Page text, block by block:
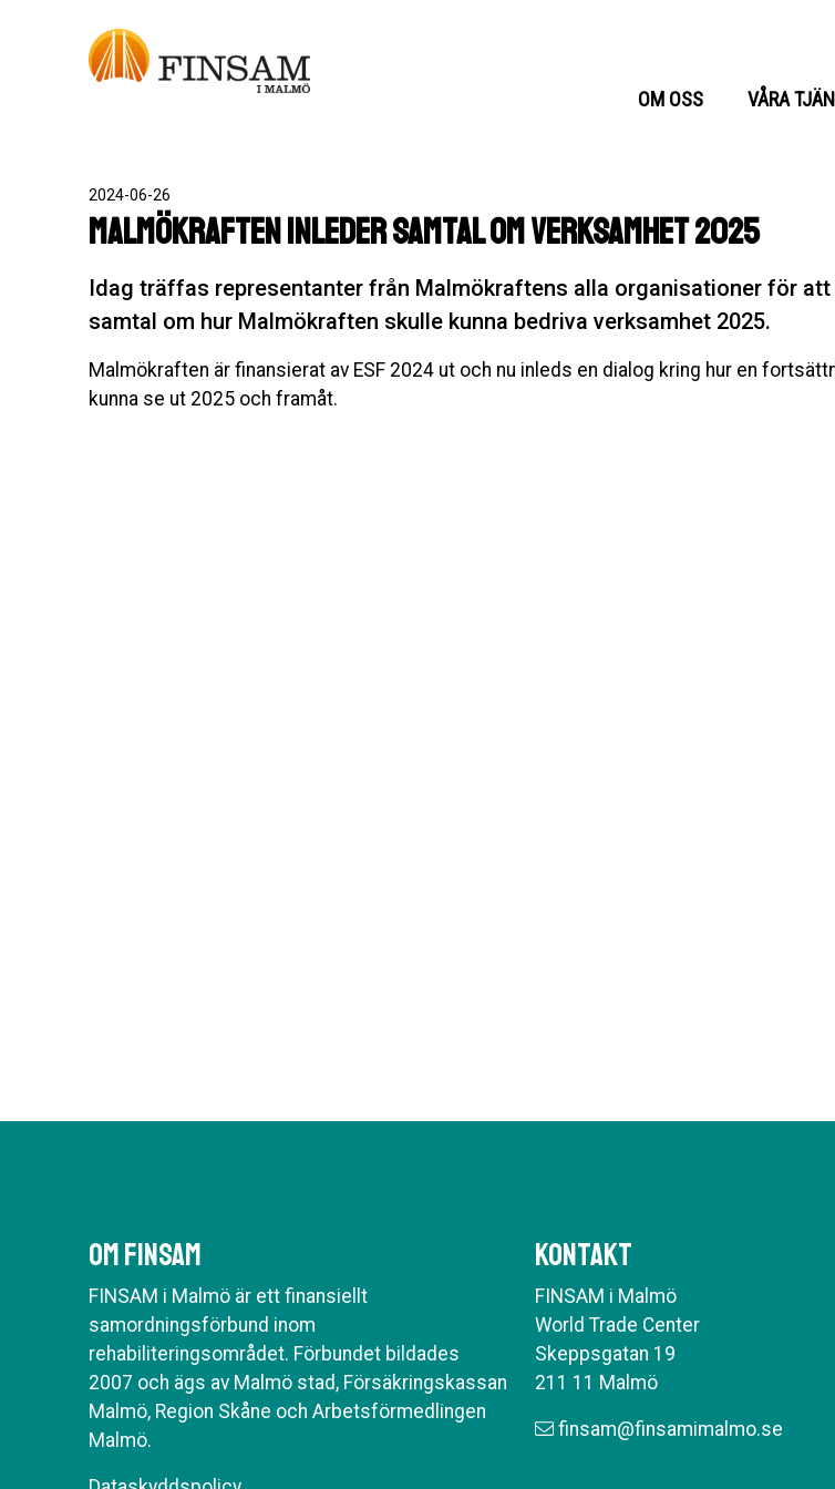
OM OSS VÅRA
2024-06-26
Malmökraften inleder samtal om verksamhet 2025
Idag träffas representanter från Malmökraftens alla organisationer för att
samtal om hur Malmökraften skulle kunna bedriva verksamhet 2025.
Malmökraften är finansierat av ESF 2024 ut och nu inleds en dialog kring hur en
kunna se ut 2025 och framåt.
Om Finsam
FINSAM i Malmö är ett finansiellt
samordningsförbund inom
rehabiliteringsområdet. Förbundet bildades
2007 och ägs av Malmö stad, Försäkringskassan
Malmö, Region Skåne och Arbetsförmedlingen
Malmö.
Kontakt
FINSAM i Malmö
World Trade Center
Skeppsgatan 19
211 11 Malmö
finsam@finsamimalmo.se